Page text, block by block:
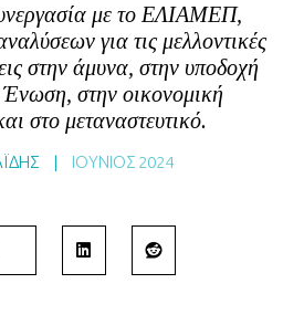
ΕΚΔΟΣΕΙΣ
με το ΕΛΙΑΜΕΠ,
για τις μελλοντικές
στην άμυνα, στην υποδοχή
στην οικονομική
στο μεταναστευτικό.
| ΙΟΎΝΙΟΣ 2024